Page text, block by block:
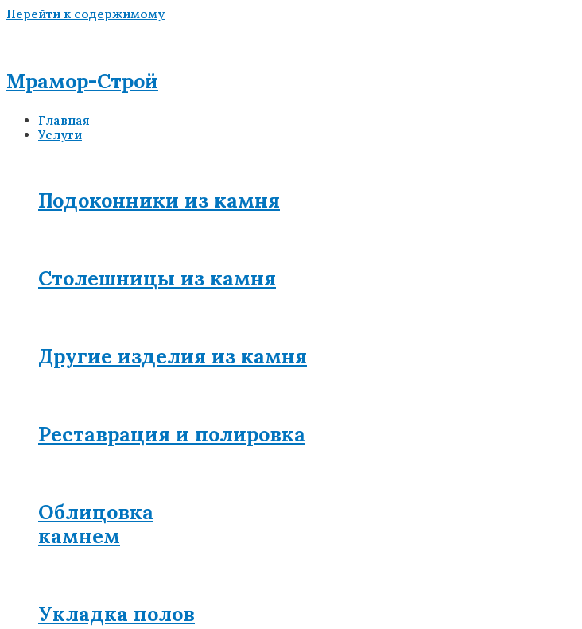
Перейти к содержимому
Мрамор-Строй
Главная
Услуги
Подоконники из камня
Столешницы из камня
Другие изделия из камня
Реставрация и полировка
Облицовка
камнем
Укладка полов